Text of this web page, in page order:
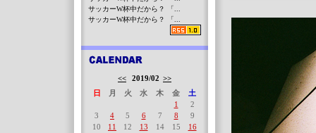
サッカーW杯中だから？ 「...
サッカーW杯中だから？ 「...
<< 2019/02 >>
日
月 火 水 木 金
土
1
2
3
4 5 6 7 8
9
10
11 12 13 14 15
16